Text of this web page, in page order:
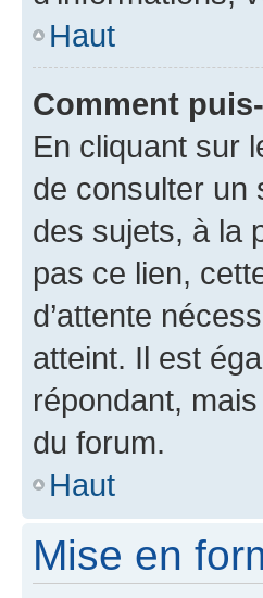
Haut
Comment
En cliquant sur
de consulter un
des sujets, à la
pas ce lien,
d’attente
atteint. Il est
répondant,
du forum.
Haut
Mise en